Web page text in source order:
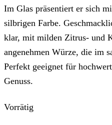
Im Glas präsentiert er sich
silbrigen Farbe.
klar, mit milden Zitrus‑ und
angenehmen Würze, die im
Perfekt geeignet für
Genuss.
Vorrätig